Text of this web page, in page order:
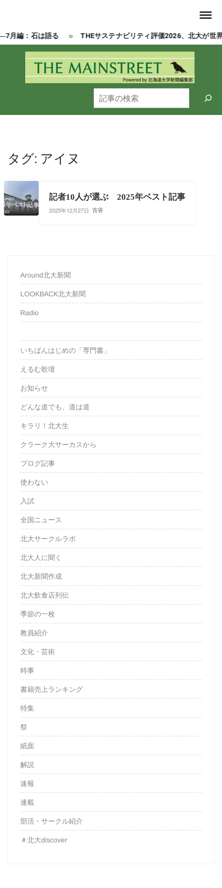
content
月編：石は語る THEサステナビリティ評価2026、北大が
索
タグ: アイヌ
記者10人が選ぶ 2025年ベスト記事
古谷
2025年12月27日
Around北大新聞
LOOKBACK北大新聞
Radio
いちばんはじめの「専門書」
えるむ歌壇
お知らせ
どんな道でも、道は道
キラリ！北大生
クラーク大サーカスから
ブログ記事
使わない
入試
全国ニュース
北大サークルラボ
北大人に聞く
北大新聞作成
北大飲食店列伝
季節の一枚
教員紹介
文化・芸術
時事
書籍売上ランキング
特集
祭
紙面
解説
速報
連載
部活・サークル紹介
＃北大discover